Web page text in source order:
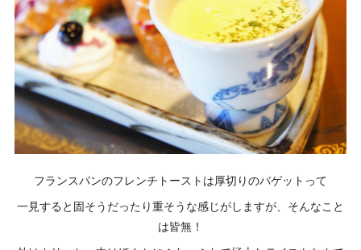
フランスパンのフレンチトーストは厚切りのバゲットって
一見すると固そうだったり重そうな感じがしますが、そんなこと
は皆無！